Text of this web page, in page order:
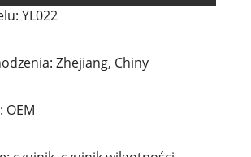
YL022
Zhejiang, Chiny
OEM